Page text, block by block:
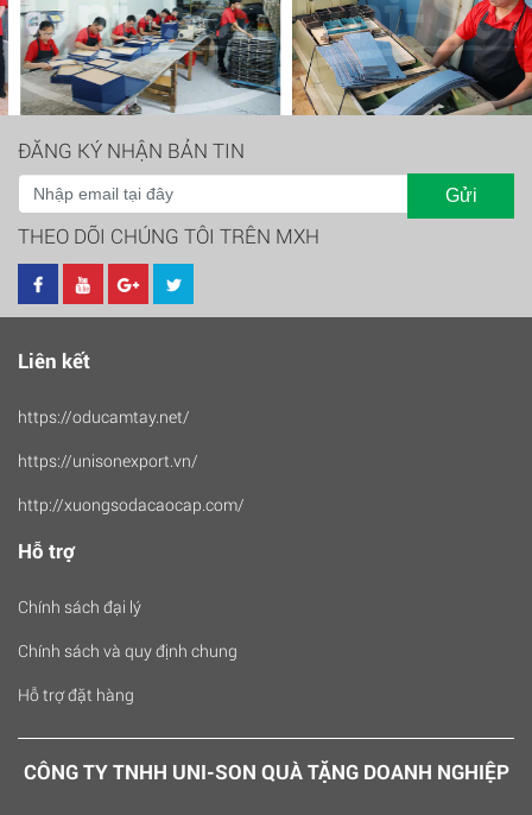
ĐĂNG KÝ NHẬN BẢN TIN
Gửi
THEO DÕI CHÚNG TÔI TRÊN MXH
Liên kết
https://oducamtay.net/
https://unisonexport.vn/
http://xuongsodacaocap.com/
Hỗ trợ
Chính sách đại lý
Chính sách và quy định chung
Hỗ trợ đặt hàng
CÔNG TY TNHH UNI-SON QUÀ TẶNG DOANH NGHIỆP